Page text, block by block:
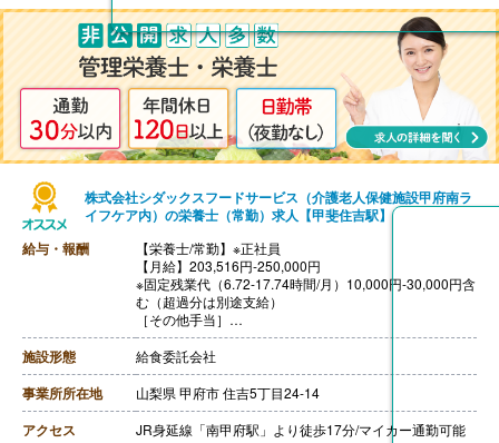
株式会社シダックスフードサービス（介護老人保健施設甲府南ラ
イフケア内）の栄養士（常勤）求人【甲斐住吉駅】
給与・報酬
【栄養士/常勤】※正社員
【月給】203,516円-250,000円
※固定残業代（6.72-17.74時間/月）10,000円-30,000円含
む（超過分は別途支給）
［その他手当］
・時間外勤務手当
・休日勤務手当
・深夜勤務手当（22:00-翌05:00）
・休業手当
【賞与】年2回
【通勤手当】あり（上限なし）※片道2km以上
施設形態 給食委託会社
事業所所在地 山梨県 甲府市 住吉5丁目24-14
アクセス JR身延線「南甲府駅」より徒歩17分/マイカー通勤可能